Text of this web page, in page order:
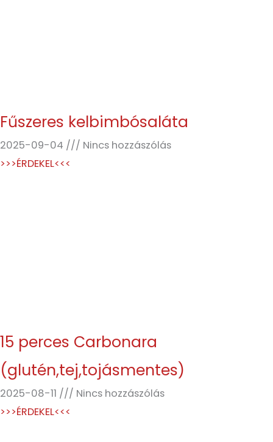
Fűszeres kelbimbósaláta
2025-09-04
Nincs hozzászólás
>>>ÉRDEKEL<<<
15 perces Carbonara
(glutén,tej,tojásmentes)
2025-08-11
Nincs hozzászólás
>>>ÉRDEKEL<<<